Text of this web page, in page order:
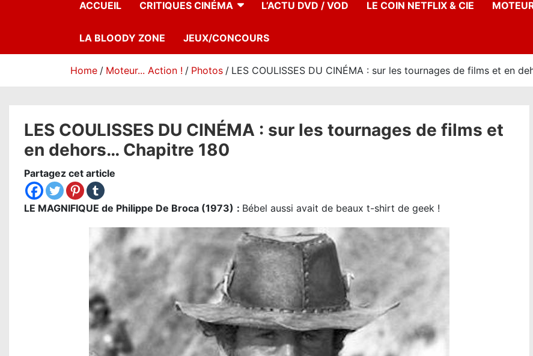
ACCUEIL CRITIQUES CINÉMA L’ACTU DVD / VOD LE COIN NETFLIX & CIE
LA BLOODY ZONE JEUX/CONCOURS
Home Moteur... Action ! Photos LES COULISSES DU CINÉMA : sur les tournages de films et en
LES COULISSES DU CINÉMA : sur les tournages de films et
en dehors… Chapitre 180
Partagez cet article
LE MAGNIFIQUE de Philippe De Broca (1973) : Bébel aussi avait de beaux t-shirt de geek !